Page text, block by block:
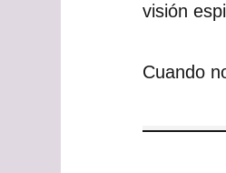
visión
Cuando